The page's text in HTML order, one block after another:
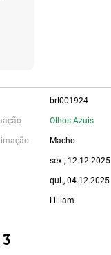
brl001924
Olhos Azuis
Macho
sex., 12.12.2025
qui., 04.12.2025
Lilliam